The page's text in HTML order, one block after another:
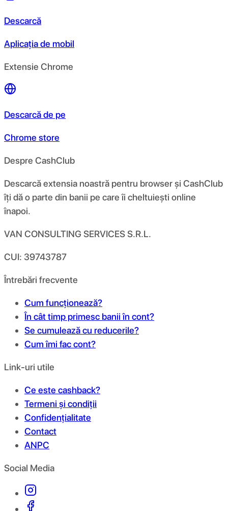
Descarcă
Aplicația de mobil
Extensie Chrome
Descarcă de pe
Chrome store
Despre CashClub
Descarcă extensia noastră pentru browser și CashClub
îți dă o parte din banii pe care îi cheltuiești online
înapoi.
VAN CONSULTING SERVICES S.R.L.
CUI: 39743787
Întrebări frecvente
Cum funcționează?
În cât timp primesc banii în cont?
Se cumulează cu reducerile?
Cum îmi fac cont?
Link-uri utile
Ce este cashback?
Termeni și condiții
Confidențialitate
Contact
ANPC
Social Media